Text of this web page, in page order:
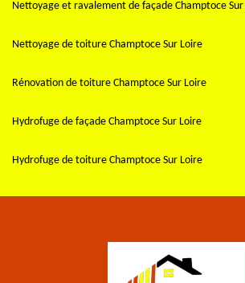
Nettoyage et ravalement de façade Champtoce
Nettoyage de toiture Champtoce Sur Loire
Rénovation de toiture Champtoce Sur Loire
Hydrofuge de façade Champtoce Sur Loire
Hydrofuge de toiture Champtoce Sur Loire